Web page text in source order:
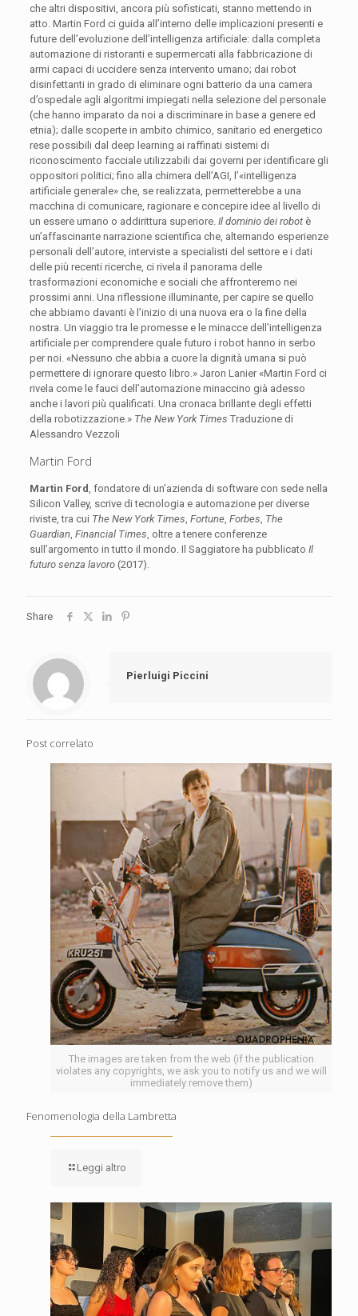
che altri dispositivi, ancora più sofisticati, stanno mettendo in
atto. Martin Ford ci guida all’interno delle implicazioni presenti e
future dell’evoluzione dell’intelligenza artificiale: dalla completa
automazione di ristoranti e supermercati alla fabbricazione di
armi capaci di uccidere senza intervento umano; dai robot
disinfettanti in grado di eliminare ogni batterio da una camera
d’ospedale agli algoritmi impiegati nella selezione del personale
(che hanno imparato da noi a discriminare in base a genere ed
etnia); dalle scoperte in ambito chimico, sanitario ed energetico
rese possibili dal deep learning ai raffinati sistemi di
riconoscimento facciale utilizzabili dai governi per identificare gli
oppositori politici; fino alla chimera dell’AGI, l’«intelligenza
artificiale generale» che, se realizzata, permetterebbe a una
macchina di comunicare, ragionare e concepire idee al livello di
un essere umano o addirittura superiore. Il dominio dei robotè
un’affascinante narrazione scientifica che, alternando esperienze
personali dell’autore, interviste a specialisti del settore e i dati
delle più recenti ricerche, ci rivela il panorama delle
trasformazioni economiche e sociali che affronteremo nei
prossimi anni. Una riflessione illuminante, per capire se quello
che abbiamo davanti è l’inizio di una nuova era o la fine della
nostra. Un viaggio tra le promesse e le minacce dell’intelligenza
artificiale per comprendere quale futuro i robot hanno in serbo
per noi. «Nessuno che abbia a cuore la dignità umana si può
permettere di ignorare questo libro.» Jaron Lanier «Martin Ford ci
rivela come le fauci dell’automazione minaccino già adesso
anche i lavori più qualificati. Una cronaca brillante degli effetti
della robotizzazione.» The New York Times Traduzione di
Alessandro Vezzoli
Martin Ford
Martin Ford, fondatore di un’azienda di software con sede nella
Silicon Valley, scrive di tecnologia e automazione per diverse
riviste, tra cui The New York Times, Fortune, Forbes, The
Guardian, Financial Times, oltre a tenere conferenze
sull’argomento in tutto il mondo. Il Saggiatore ha pubblicato Il
futuro senza lavoro(2017).
Share
Pierluigi Piccini
Post correlato
The images are taken from the web (if the publication
violates any copyrights, we ask you to notify us and we will
immediately remove them)
Fenomenologia della Lambretta
Leggi altro